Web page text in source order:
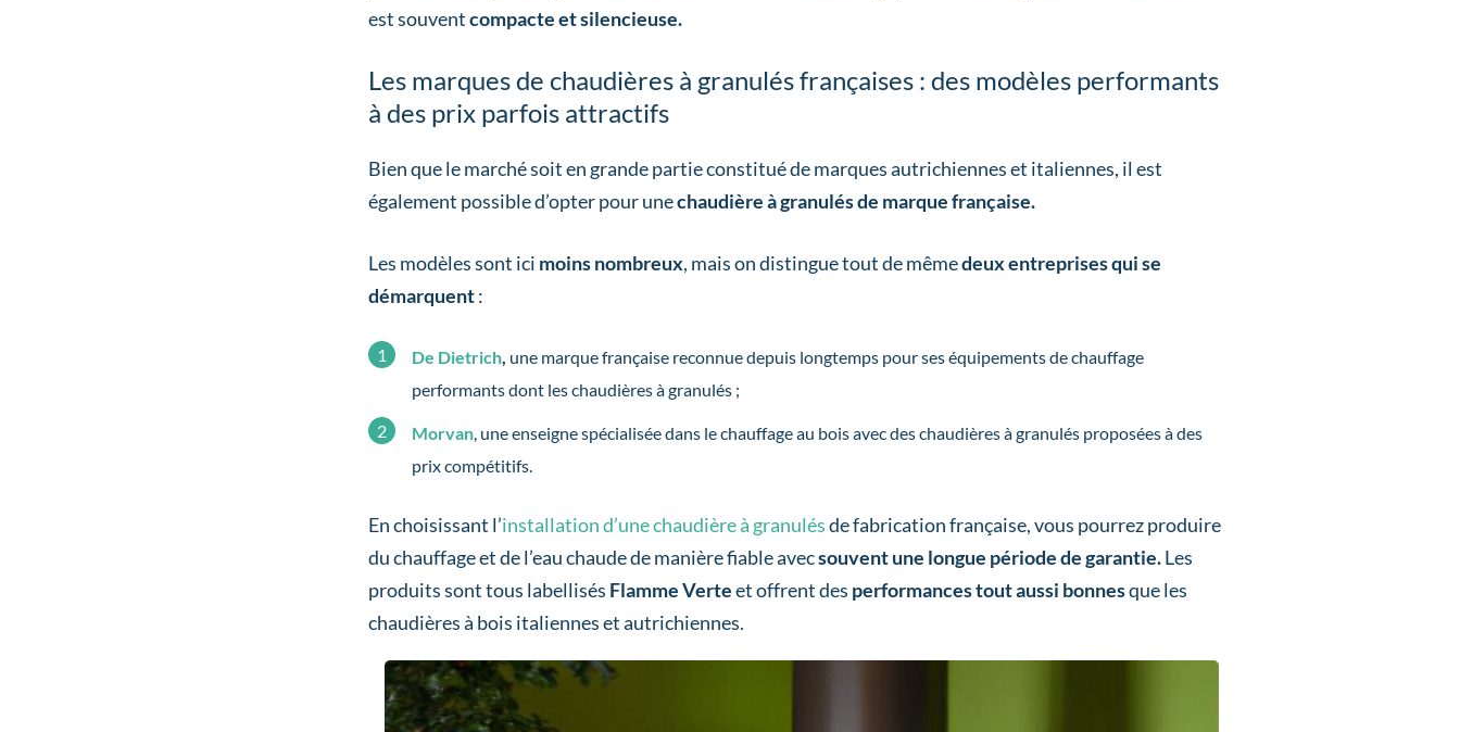
est souventcompacte et silencieuse.
Les marques de chaudières à granulés françaises : des modèles performants
à des prix parfois attractifs
Bien que le marché soit en grande partie constitué de marques autrichiennes et italiennes, il est
également possible d’opter pour unechaudière à granulés de marque française.
Les modèles sont ici moins nombreux, mais on distingue tout de mêmedeux entreprises qui se
démarquent:
De Dietrich une marque française reconnue depuis longtemps pour ses équipements de chauffage
performants dont les chaudières à granulés ;
Morvan , une enseigne spécialisée dans le chauffage au bois avec des chaudières à granulés proposées à des
prix compétitifs.
En choisissant l’installation d’une chaudière à granulésde fabrication française, vous pourrez produire
du chauffage et de l’eau chaude de manière fiable avecsouvent une longue période de garantie.Les
produits sont tous labellisés Flamme Verteet offrent des performances tout aussi bonnesque les
chaudières à bois italiennes et autrichiennes.